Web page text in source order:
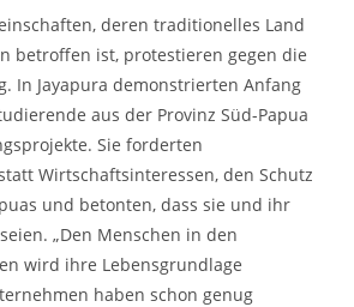
deren traditionelles Land
betroffen ist, protestieren gegen die
In Jayapura demonstrierten Anfang
aus der Provinz Süd-Papua
Sie forderten
Wirtschaftsinteressen, den Schutz
und betonten, dass sie und ihr
„Den Menschen in den
wird ihre Lebensgrundlage
haben schon genug